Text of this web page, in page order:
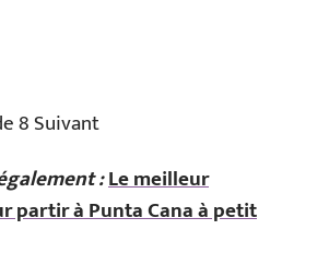
8 Suivant
:Le meilleur
partir à Punta Cana à petit